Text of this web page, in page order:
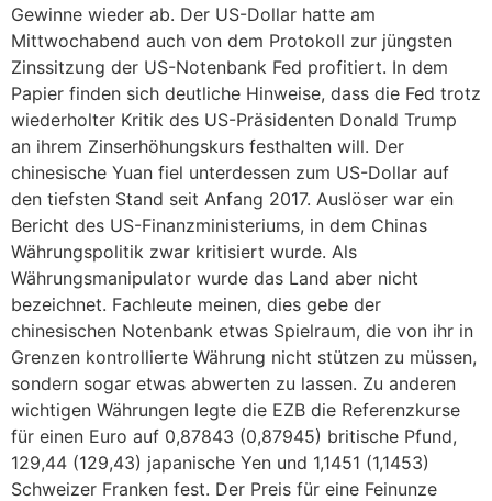
Gewinne wieder ab. Der US-Dollar hatte am
Mittwochabend auch von dem Protokoll zur jüngsten
Zinssitzung der US-Notenbank Fed profitiert. In dem
Papier finden sich deutliche Hinweise, dass die Fed trotz
wiederholter Kritik des US-Präsidenten Donald Trump
an ihrem Zinserhöhungskurs festhalten will. Der
chinesische Yuan fiel unterdessen zum US-Dollar auf
den tiefsten Stand seit Anfang 2017. Auslöser war ein
Bericht des US-Finanzministeriums, in dem Chinas
Währungspolitik zwar kritisiert wurde. Als
Währungsmanipulator wurde das Land aber nicht
bezeichnet. Fachleute meinen, dies gebe der
chinesischen Notenbank etwas Spielraum, die von ihr in
Grenzen kontrollierte Währung nicht stützen zu müssen,
sondern sogar etwas abwerten zu lassen. Zu anderen
wichtigen Währungen legte die EZB die Referenzkurse
für einen Euro auf 0,87843 (0,87945) britische Pfund,
129,44 (129,43) japanische Yen und 1,1451 (1,1453)
Schweizer Franken fest. Der Preis für eine Feinunze